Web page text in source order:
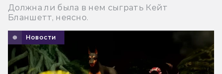
Должна ли была в нем сыграть Кейт
Бланшетт, неясно.
Новости